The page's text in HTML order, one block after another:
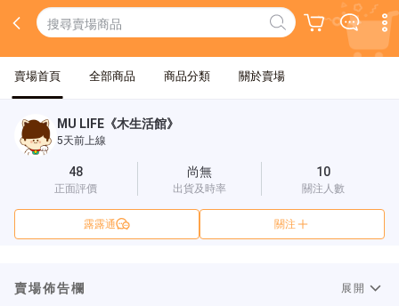
賣場首頁 全部商品 商品分類 關於賣場
MU LIFE《木生活館》
5天前上線
48
正面評價
尚無
出貨及時率
10
關注人數
露露通 關注
賣場佈告欄 展開